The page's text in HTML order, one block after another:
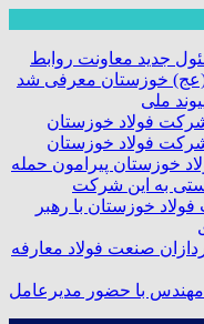
جدید معاونت روابط
خوزستان معرفی شد
ملی
خوزستان پیرامون حمله
به این شرکت
خوزستان با رهبر
صنعت فولاد معارفه
با حضور مدیرعامل